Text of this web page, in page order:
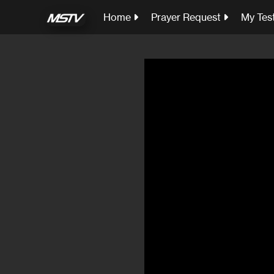
Home Prayer Request My